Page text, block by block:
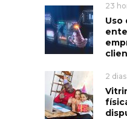
23
Uso
2